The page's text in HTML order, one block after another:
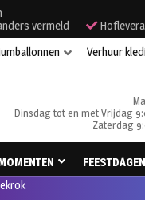
vermeld
Verhuur
Dinsdag tot en met Vrijdag
Zaterdag
FEESTDAGEN